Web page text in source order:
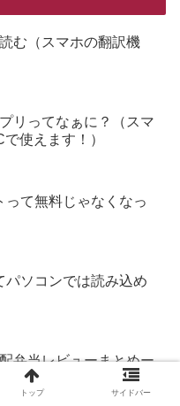
む（スマホの翻訳機
リってなぁに？（スマ
使えます！）
って無料じゃなくなっ
パソコンでは読み込め
弁当レビューまとめー
低下して（つかえやす
苦手でも）も！
トップ サイドバー